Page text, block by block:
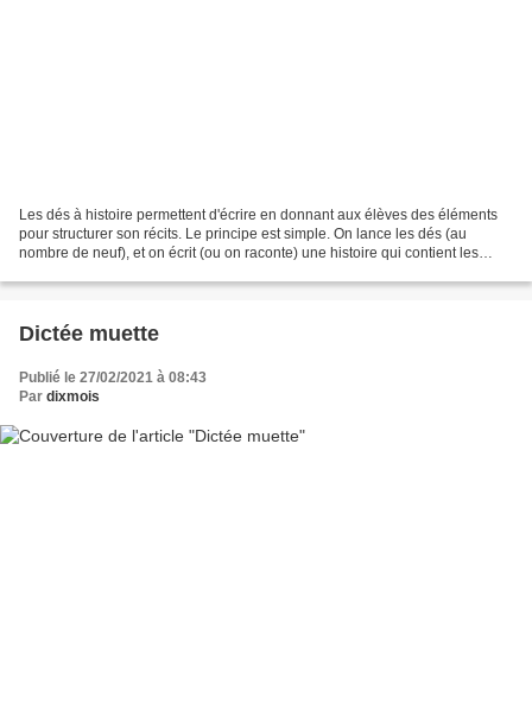
Les dés à histoire permettent d'écrire en donnant aux élèves des éléments
pour structurer son récits. Le principe est simple. On lance les dés (au
nombre de neuf), et on écrit (ou on raconte) une histoire qui contient les
Dictée muette
Publié le 27/02/2021 à 08:43
Par dixmois